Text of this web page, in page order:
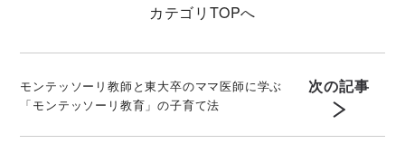
カテゴリ TOPへ
モンテッソーリ教師と東大卒のママ医師に学ぶ
「モンテッソーリ教育」の子育て法
次の記事